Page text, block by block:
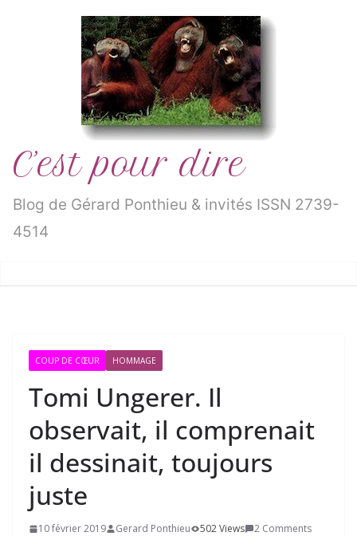
C’est pour dire
Blog de Gérard Ponthieu & invités ISSN 2739-
4514
COUP DE CŒUR HOMMAGE
Tomi Ungerer. Il
observait, il comprenait
il dessinait, toujours
juste
10 février 2019 Gerard Ponthieu 502 Views 2 Comments